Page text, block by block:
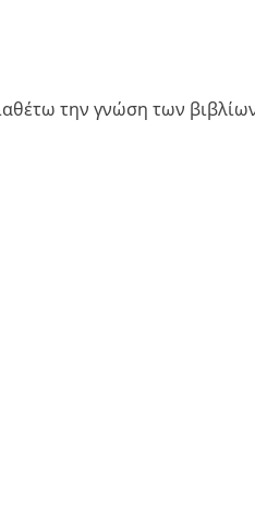
την γνώση των